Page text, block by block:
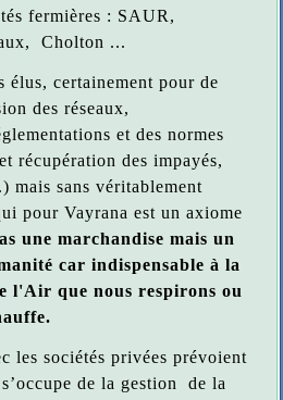
fermières : SAUR,
Cholton ...
certainement pour de
des réseaux,
et des normes
récupération des impayés,
mais sans véritablement
pour Vayrana est un axiome
une marchandise mais un
car indispensable à la
l'Air que nous respirons ou
les sociétés privées prévoient
de la gestion de la